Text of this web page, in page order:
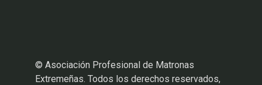
© Asociación Profesional de Matronas
Extremeñas. Todos los derechos reservados,